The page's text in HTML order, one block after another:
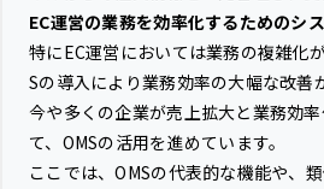
EC運営の業務を効率化するためのシ
特にEC運営においては業務の複雑化
Sの導入により業務効率の大幅な改善
今や多くの企業が売上拡大と業務効
て、OMSの活用を進めています。
ここでは、OMSの代表的な機能や、